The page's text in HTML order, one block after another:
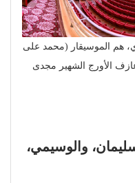
هم الموسيقار (محمد على
الأورج الشهير مجدى
والوسيمي،